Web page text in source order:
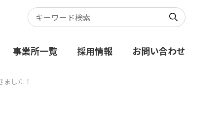
事業所一覧 採用情報 お問い合わせ
ました！